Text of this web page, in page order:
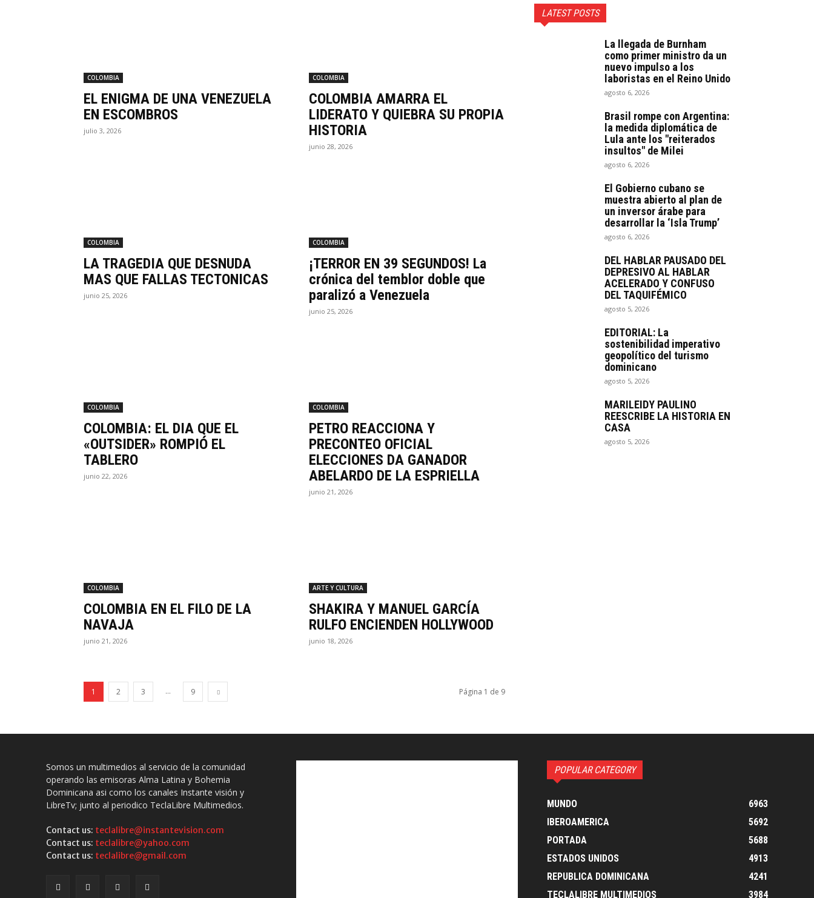
COLOMBIA
EL ENIGMA DE UNA VENEZUELA
EN ESCOMBROS
julio 3, 2026
COLOMBIA
COLOMBIA AMARRA EL
LIDERATO Y QUIEBRA SU PROPIA
HISTORIA
junio 28, 2026
COLOMBIA
LA TRAGEDIA QUE DESNUDA
MAS QUE FALLAS TECTONICAS
junio 25, 2026
COLOMBIA
¡TERROR EN 39 SEGUNDOS! La
crónica del temblor doble que
paralizó a Venezuela
junio 25, 2026
COLOMBIA
COLOMBIA: EL DIA QUE EL
«OUTSIDER» ROMPIÓ EL
TABLERO
junio 22, 2026
COLOMBIA
PETRO REACCIONA Y
PRECONTEO OFICIAL
ELECCIONES DA GANADOR
ABELARDO DE LA ESPRIELLA
junio 21, 2026
COLOMBIA
COLOMBIA EN EL FILO DE LA
NAVAJA
junio 21, 2026
ARTE Y CULTURA
SHAKIRA Y MANUEL GARCÍA
RULFO ENCIENDEN HOLLYWOOD
junio 18, 2026
1 2 3 ... 9 Página 1 de 9
LATEST POSTS
La llegada de Burnham
como primer ministro da un
nuevo impulso a los
laboristas en el Reino Unido
agosto 6, 2026
Brasil rompe con Argentina:
la medida diplomática de
Lula ante los "reiterados
insultos" de Milei
agosto 6, 2026
El Gobierno cubano se
muestra abierto al plan de
un inversor árabe para
desarrollar la ‘Isla Trump’
agosto 6, 2026
DEL HABLAR PAUSADO DEL
DEPRESIVO AL HABLAR
ACELERADO Y CONFUSO
DEL TAQUIFÉMICO
agosto 5, 2026
EDITORIAL: La
sostenibilidad imperativo
geopolítico del turismo
dominicano
agosto 5, 2026
MARILEIDY PAULINO
REESCRIBE LA HISTORIA EN
CASA
agosto 5, 2026
Somos un multimedios al servicio de la comunidad
operando las emisoras Alma Latina y Bohemia
Dominicana asi como los canales Instante visión y
LibreTv; junto al periodico TeclaLibre Multimedios.
Contact us: teclalibre@instantevision.com
Contact us: teclalibre@yahoo.com
Contact us: teclalibre@gmail.com
POPULAR CATEGORY
MUNDO
6963
IBEROAMERICA
5692
PORTADA
5688
ESTADOS UNIDOS
4913
REPUBLICA DOMINICANA
4241
TECLALIBRE MULTIMEDIOS
3984